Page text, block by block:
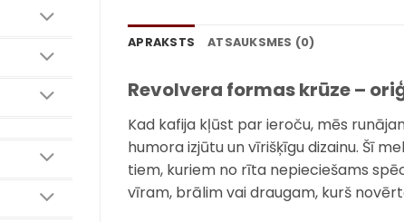
APRAKSTS ATSAUKSMES (0)
Revolvera formas krūze –
Kad kafija kļūst par ieroču, mēs
humora izjūtu un vīrišķīgu dizainu. Šī
tiem, kuriem no rīta nepieciešams
vīram, brālim vai draugam, kurš